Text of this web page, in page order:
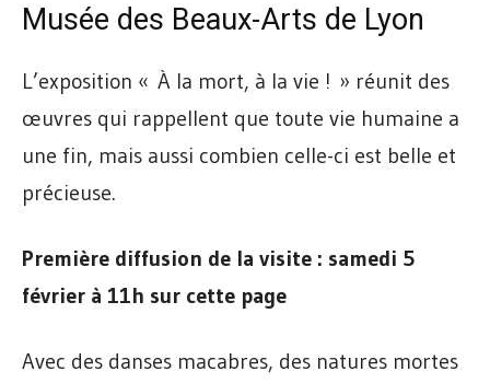
Musée des Beaux-Arts de Lyon
L’exposition « À la mort, à la vie ! » réunit des
œuvres qui rappellent que toute vie humaine a
une fin, mais aussi combien celle-ci est belle et
précieuse.
Première diffusion de la visite : samedi 5
février à 11h sur cette page
Avec des danses macabres, des natures mortes